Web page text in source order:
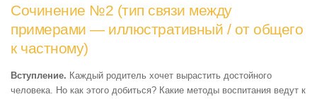
Сочинение №2 (тип связи между
примерами — иллюстративный / от общего
к частному)
Вступление. Каждый родитель хочет вырастить достойного
человека. Но как этого добиться? Какие методы воспитания ведут к